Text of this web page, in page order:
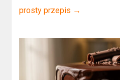
prosty przepis →